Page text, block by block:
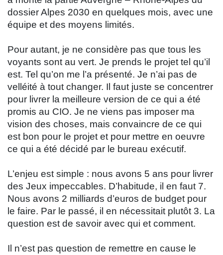
dossier Alpes 2030 en quelques mois, avec une
équipe et des moyens limités.
Pour autant, je ne considère pas que tous les
voyants sont au vert. Je prends le projet tel qu’il
est. Tel qu’on me l’a présenté. Je n’ai pas de
velléité à tout changer. Il faut juste se concentrer
pour livrer la meilleure version de ce qui a été
promis au CIO. Je ne viens pas imposer ma
vision des choses, mais convaincre de ce qui
est bon pour le projet et pour mettre en oeuvre
ce qui a été décidé par le bureau exécutif.
L’enjeu est simple : nous avons 5 ans pour livrer
des Jeux impeccables. D’habitude, il en faut 7.
Nous avons 2 milliards d’euros de budget pour
le faire. Par le passé, il en nécessitait plutôt 3. La
question est de savoir avec qui et comment.
Il n’est pas question de remettre en cause le